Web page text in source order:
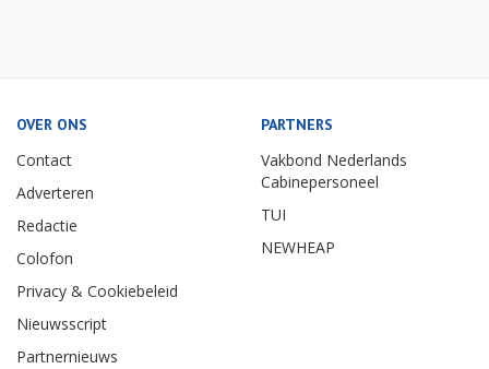
OVER ONS
Contact
Adverteren
Redactie
Colofon
Privacy & Cookiebeleid
Nieuwsscript
Partnernieuws
PARTNERS
Vakbond Nederlands
Cabinepersoneel
TUI
NEWHEAP